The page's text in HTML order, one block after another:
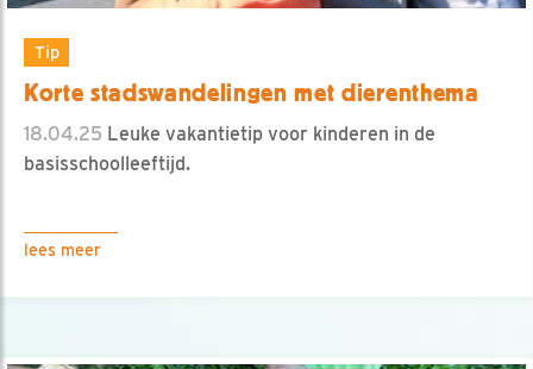
Tip
Korte stadswandelingen met dierenthema
18.04.25 Leuke vakantietip voor kinderen in de
basisschoolleeftijd.
lees meer